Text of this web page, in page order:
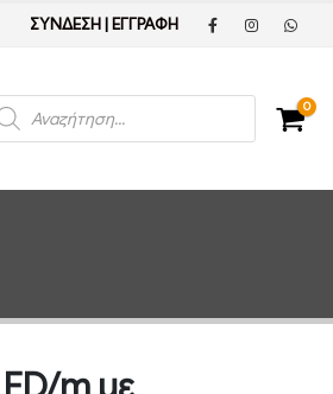
ΣΥΝΔΕΣΗ| ΕΓΓΡΑΦΗ
0